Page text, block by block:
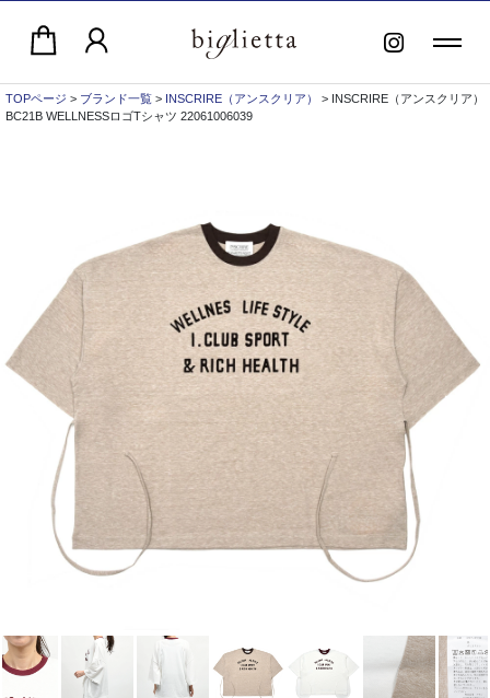
TOPページ > ブランド一覧 > INSCRIRE（アンスクリア）
> INSCRIRE（アンスクリア）
BC21B WELLNESSロゴTシャツ 22061006039